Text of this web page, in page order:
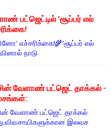
பட்ஜெட்டில் 'சூப்பர் எல்
எச்சரிக்கை!🌾‘சூப்பர் எல்
நாடு
வேளாண் பட்ஜெட் தாக்கல் -
வேளாண் பட்ஜெட் தாக்கல்
இலவச